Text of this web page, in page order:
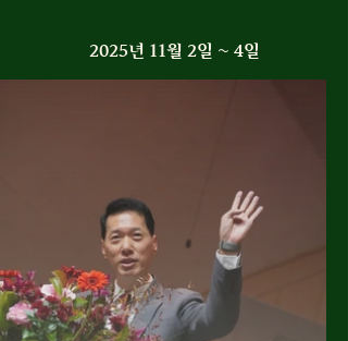
2025년 11월 2일 ~ 4일